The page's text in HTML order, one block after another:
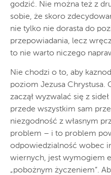
godzić. Nie można też z
sobie, że skoro
nie tylko nie dorasta do
przepowiadania, lecz
to nie warto niczego
Nie chodzi o to, aby
poziom Jezusa Chrystusa.
zaczął wyzwalać się z
przede wszystkim sam
niezgodność z własnym
problem – i to problem
odpowiedzialność wobec
wiernych, jest wymogiem
„pobożnym życzeniem”.